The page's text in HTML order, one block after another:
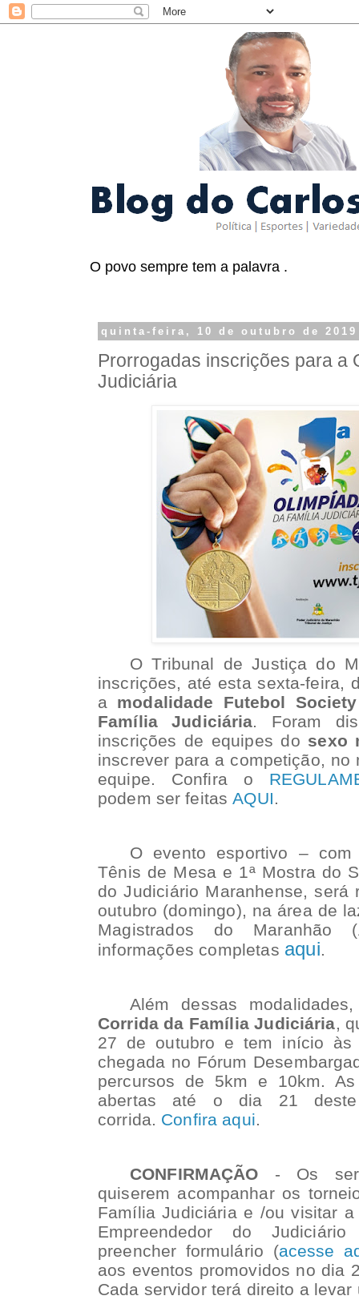
O povo sempre tem a palavra .
quinta-feira, 10 de outubro de 2019
Prorrogadas inscrições para a
Judiciária
O Tribunal de Justiça do
inscrições, até esta sexta-feira,
a modalidade Futebol Society
Família Judiciária. Foram
inscrições de equipes do sexo
inscrever para a competição, no
equipe. Confira o
podem ser feitasAQUI.
O evento esportivo – com
Tênis de Mesa e 1ª Mostra do
do Judiciário Maranhense,
outubro (domingo), na área de
Magistrados do Maranhão
informações completas aqui.
Além dessas
Corrida da Família Judiciária,
27 de outubro e tem início às
chegada no Fórum
percursos de 5km e 10km. As
abertas até o dia 21
corrida. Confira aqui.
CONFIRMAÇÃO - Os
quiserem acompanhar os
Família Judiciária e /ou visitar
Empreendedor do Judiciário
preencher formulário (acesse
aos eventos promovidos no dia
Cada servidor terá direito a